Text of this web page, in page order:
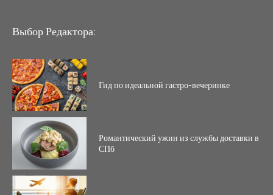
Выбор Редактора:
Гид по идеальной гастро-вечеринке
Романтический ужин из службы доставки в
СПб